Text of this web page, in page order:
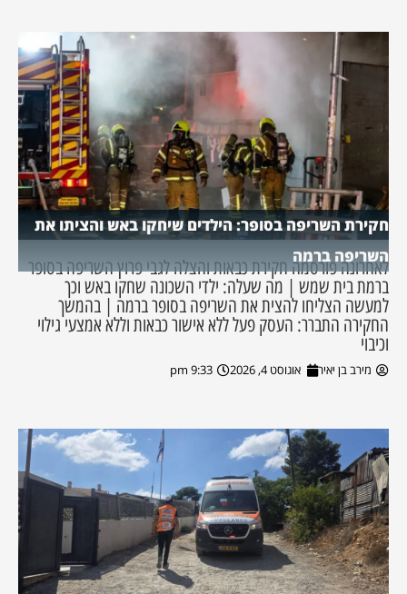
חקירת השריפה בסופר: הילדים שיחקו באש והציתו את
השריפה ברמה
לאחרונה פורסמה חקירת כבאות והצלה לגבי פרוץ השריפה בסופר
ברמת בית שמש | מה שעלה: ילדי השכונה שחקו באש וכך
למעשה הצליחו להצית את השריפה בסופר ברמה | בהמשך
החקירה התברר: העסק פעל ללא אישור כבאות וללא אמצעי גילוי
וכיבוי
מירב בן יאיר אוגוסט 4, 2026 9:33 pm